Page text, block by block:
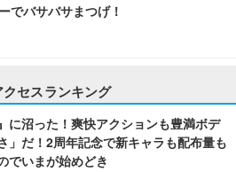
でバサバサまつげ！
クセスランキング
に沼った！爽快アクションも豊満ボデ
」だ！2周年記念で新キャラも配布量も
でいまが始めどき